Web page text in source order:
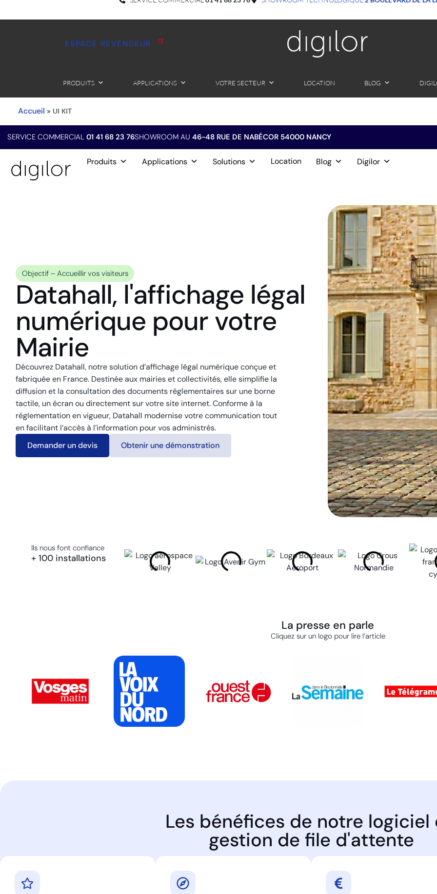
ESPACE REVENDEUR
PRODUITS APPLICATIONS VOTRE SECTEUR LOCATION BLOG
Accueil » UI KIT
SERVICE COMMERCIAL 01 41 68 23 76SHOWROOM AU 46-48 RUE DE NABÉCOR 54000 NANCY
Produits Applications Solutions Location Blog Digilor
Objectif – Accueillir vos visiteurs
Datahall, l'affichage légal
numérique pour votre
Mairie
Découvrez Datahall, notre solution d’affichage légal numérique conçue et
fabriquée en France. Destinée aux mairies et collectivités, elle simplifie la
diffusion et la consultation des documents réglementaires sur une borne
tactile, un écran ou directement sur votre site internet. Conforme à la
réglementation en vigueur, Datahall modernise votre communication tout
en facilitant l’accès à l’information pour vos administrés.
Demander un devis
Obtenir une démonstration
Ils nous font confiance
+ 100 installations
La presse en parle
Cliquez sur un logo pour lire l’article
Les bénéfices de notre logiciel
gestion de file d'attente